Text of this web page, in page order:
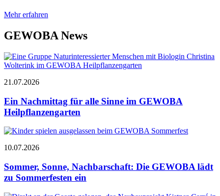
Mehr erfahren
GEWOBA News
21.07.2026
Ein Nachmittag für alle Sinne im GEWOBA
Heilpflanzengarten
10.07.2026
Sommer, Sonne, Nachbarschaft: Die GEWOBA lädt
zu Sommerfesten ein